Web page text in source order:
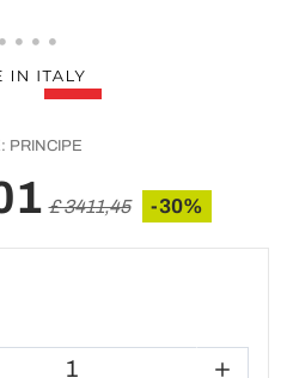
PRINCIPE
£ 3411,45 -30%